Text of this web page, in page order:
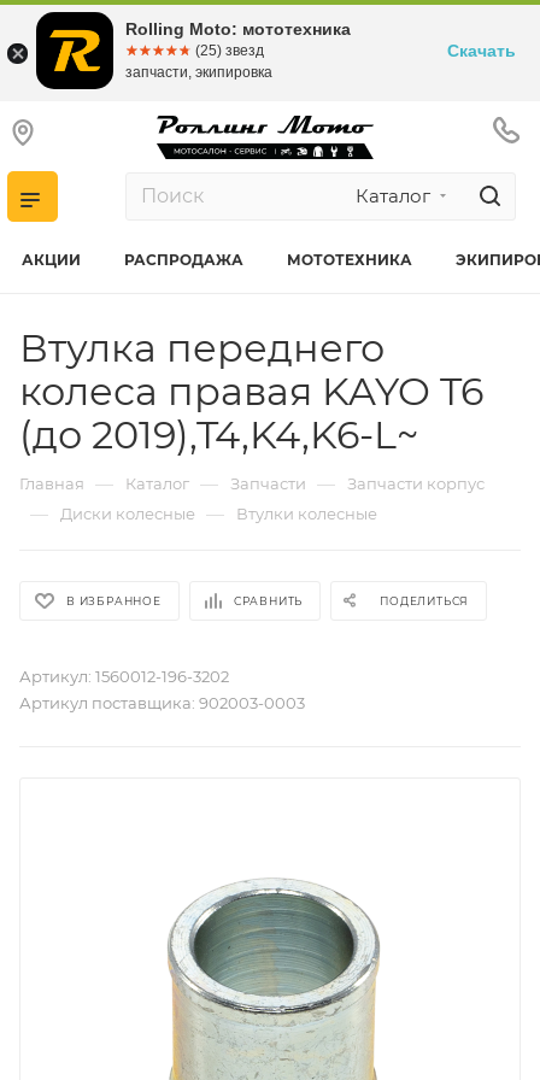
Каталог
АКЦИИ РАСПРОДАЖА МОТОТЕХНИКА
Втулка переднего
колеса правая KAYO T6
(до 2019),T4,K4,K6-L~
Главная — Каталог — Запчасти — Запчасти корпус
— Диски колесные — Втулки колесные
В ИЗБРАННОЕ СРАВНИТЬ ПОДЕЛИТЬСЯ
Артикул: 1560012-196-3202
Артикул поставщика: 902003-0003
Rolling Moto: мототехника
☆☆☆☆☆
★★★★★ (25) звезд
запчасти, экипировка
Скачать